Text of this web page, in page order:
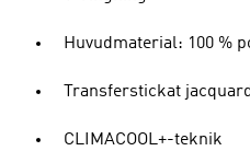
Huvudmaterial: 100 %
Transferstickat
CLIMACOOL+-teknik